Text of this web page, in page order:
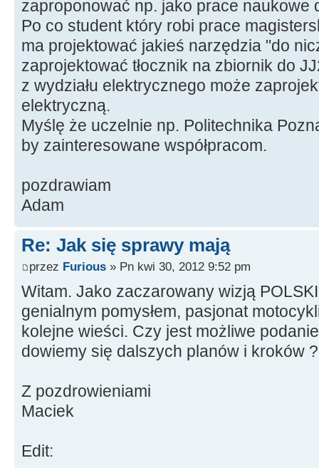
zaproponować np. jako prace naukowe
Po co student który robi prace
ma projektować jakieś narzędzia "do
zaprojektować tłocznik na zbiornik do
z wydziału elektrycznego może
elektryczną.
Myślę że uczelnie np. Politechnika
by zainteresowane współpracom.
pozdrawiam
Adam
Re: Jak się sprawy mają
przez Furious » Pn kwi 30, 2012 9:52 pm
Witam. Jako zaczarowany wizją
genialnym pomysłem, pasjonat
kolejne wieści. Czy jest możliwe
dowiemy się dalszych planów i kroków
Z pozdrowieniami
Maciek
Edit: